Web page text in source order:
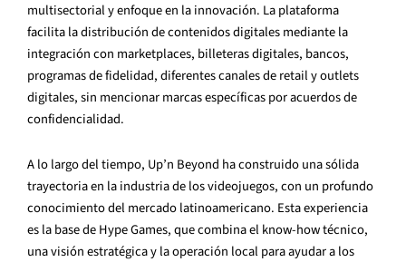
multisectorial y enfoque en la innovación. La plataforma
facilita la distribución de contenidos digitales mediante la
integración con marketplaces, billeteras digitales, bancos,
programas de fidelidad, diferentes canales de retail y outlets
digitales, sin mencionar marcas específicas por acuerdos de
confidencialidad.
A lo largo del tiempo, Up’n Beyond ha construido una sólida
trayectoria en la industria de los videojuegos, con un profundo
conocimiento del mercado latinoamericano. Esta experiencia
es la base de Hype Games, que combina el know-how técnico,
una visión estratégica y la operación local para ayudar a los